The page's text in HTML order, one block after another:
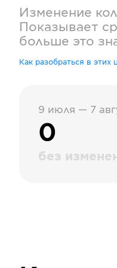
Изменение
Показывает
больше это
Как разобраться в этих
9 июля — 7
0
без